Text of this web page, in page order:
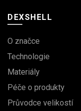
DEXSHELL
O značce
Technologie
Materiály
Péče o produkty
Průvodce velikostí